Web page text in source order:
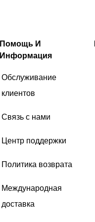
Помощь И
Информация
Обслуживание
клиентов
Связь с нами
Центр поддержки
Политика возврата
Международная
доставка